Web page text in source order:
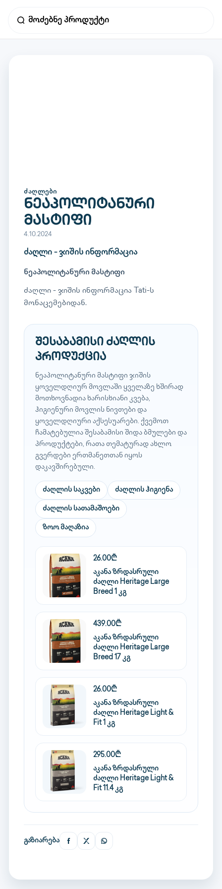
ᲫᲐᲦᲚᲔᲑᲘ
ნეაპოლიტანური
მასტიფი
4.10.2024
ძაღლი - ჯიშის ინფორმაცია
ნეაპოლიტანური მასტიფი
ძაღლი - ჯიშის ინფორმაცია Tati-ს
მონაცემებიდან.
შესაბამისი ძაღლის
პროდუქცია
ნეაპოლიტანური მასტიფი ჯიშის
ყოველდღიურ მოვლაში ყველაზე ხშირად
მოთხოვნადია ხარისხიანი კვება,
ჰიგიენური მოვლის ნივთები და
ყოველდღიური აქსესუარები. ქვემოთ
ჩამატებულია შესაბამისი შიდა ბმულები და
პროდუქტები, რათა თემატურად ახლო
გვერდები ერთმანეთთან იყოს
დაკავშირებული.
ძაღლის საკვები ძაღლის ჰიგიენა
ძაღლის სათამაშოები
ზოო მაღაზია
26.00₾
აკანა ზრდასრული
ძაღლი Heritage Large
Breed 1 კგ
439.00₾
აკანა ზრდასრული
ძაღლი Heritage Large
Breed 17 კგ
26.00₾
აკანა ზრდასრული
ძაღლი Heritage Light &
Fit 1 კგ
295.00₾
აკანა ზრდასრული
ძაღლი Heritage Light &
Fit 11.4 კგ
გაზიარება